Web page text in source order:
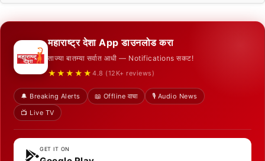
महाराष्ट्र देशा App डाउनलोड करा
ताज्या बातम्या सर्वात आधी — Notifications सकट!
★★★★★ 4.8 (12K+ reviews)
🔔 Breaking Alerts 📖 Offline वाचा
🎙️ Audio News
📺 Live TV
GET IT ON